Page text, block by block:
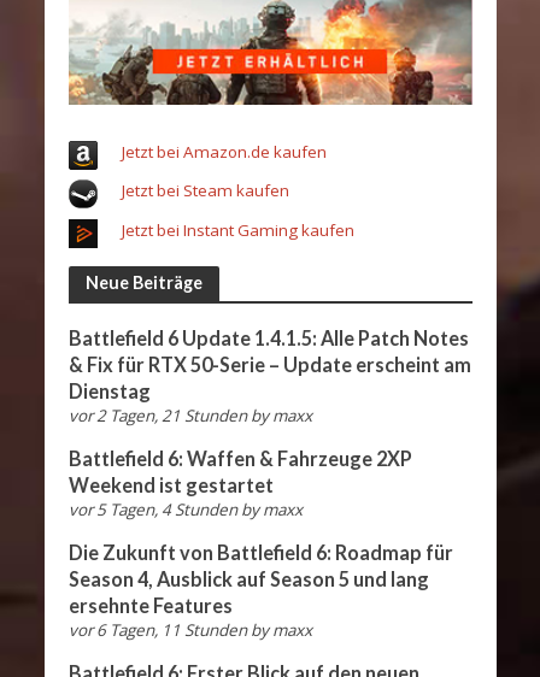
Jetzt bei Amazon.de kaufen
Jetzt bei Steam kaufen
Jetzt bei Instant Gaming kaufen
Neue Beiträge
Battlefield 6 Update 1.4.1.5: Alle Patch Notes
& Fix für RTX 50-Serie – Update erscheint am
Dienstag
vor 2 Tagen, 21 Stunden bymaxx
Battlefield 6: Waffen & Fahrzeuge 2XP
Weekend ist gestartet
vor 5 Tagen, 4 Stunden bymaxx
Die Zukunft von Battlefield 6: Roadmap für
Season 4, Ausblick auf Season 5 und lang
ersehnte Features
vor 6 Tagen, 11 Stunden bymaxx
Battlefield 6: Erster Blick auf den neuen